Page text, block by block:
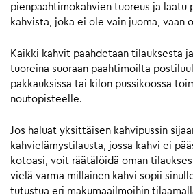
pienpaahtimokahvien tuoreus ja laatu
kahvista, joka ei ole vain juoma, vaan
Kaikki kahvit paahdetaan tilauksesta
tuoreina suoraan paahtimoilta
pakkauksissa tai kilon pussikoossa
noutopisteelle.
Jos haluat yksittäisen kahvipussin
kahvielämystilausta, jossa kahvi ei
kotoasi, voit räätälöidä oman
vielä varma millainen kahvi sopii
tutustua eri makumaailmoihin